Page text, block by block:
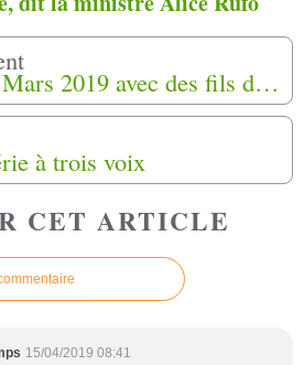
Rencontre du 11 Mars 2019 avec des fils de Harkis à Saint-Hilaire (03), lieu dit (Les Cités)
à trois voix
CET ARTICLE
15/04/2019 08:41